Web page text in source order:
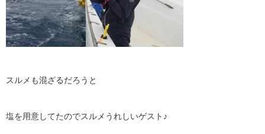
スルメも混ざるだろうと
塩を用意してたのでスルメうれしいゲスト♪